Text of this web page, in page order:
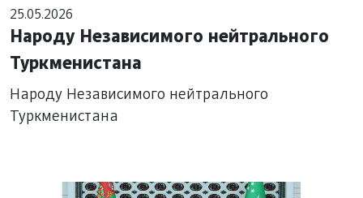
25.05.2026
Народу Независимого нейтрального
Туркменистана
Народу Независимого нейтрального
Туркменистана